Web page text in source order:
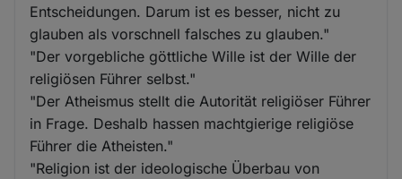
Entscheidungen. Darum ist es besser, nicht zu
glauben als vorschnell falsches zu glauben."
"Der vorgebliche göttliche Wille ist der Wille der
religiösen Führer selbst."
"Der Atheismus stellt die Autorität religiöser Führer
in Frage. Deshalb hassen machtgierige religiöse
Führer die Atheisten."
"Religion ist der ideologische Überbau von